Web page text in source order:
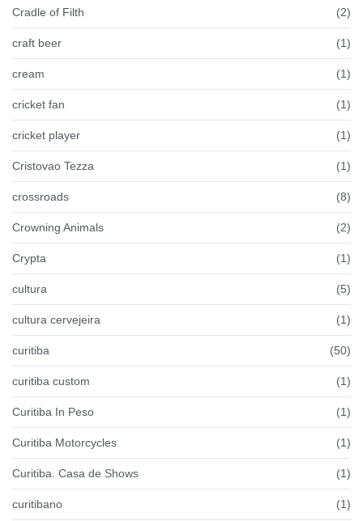
Cradle of Filth (2)
craft beer (1)
cream (1)
cricket fan (1)
cricket player (1)
Cristovao Tezza (1)
crossroads (8)
Crowning Animals (2)
Crypta (1)
cultura (5)
cultura cervejeira (1)
curitiba (50)
curitiba custom (1)
Curitiba In Peso (1)
Curitiba Motorcycles (1)
Curitiba. Casa de Shows (1)
curitibano (1)